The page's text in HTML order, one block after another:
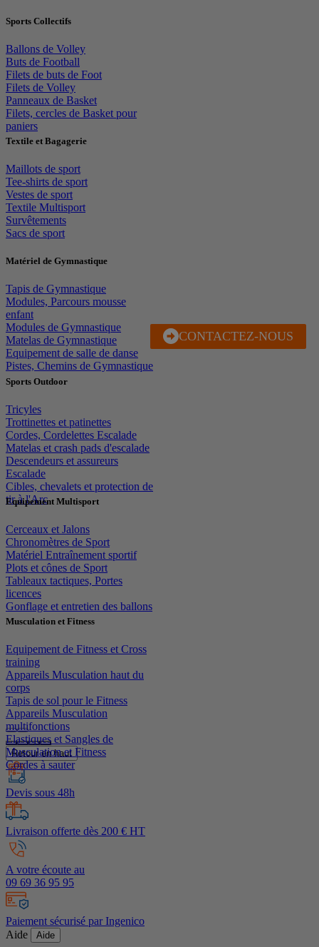
J'EN PROFITE
CONTACTEZ-NOUS
Sports Collectifs
Ballons de Volley
Buts de Football
Filets de buts de Foot
Filets de Volley
Panneaux de Basket
Filets, cercles de Basket pour
paniers
Textile et Bagagerie
Maillots de sport
Tee-shirts de sport
Vestes de sport
Textile Multisport
Survêtements
Sacs de sport
Matériel de Gymnastique
Tapis de Gymnastique
Modules, Parcours mousse
enfant
Modules de Gymnastique
Matelas de Gymnastique
Equipement de salle de danse
Pistes, Chemins de Gymnastique
Sports Outdoor
Tricyles
Trottinettes et patinettes
Cordes, Cordelettes Escalade
Matelas et crash pads d'escalade
Descendeurs et assureurs
Escalade
Cibles, chevalets et protection de
tir à l'Arc
Equipement Multisport
Cerceaux et Jalons
Chronomètres de Sport
Matériel Entraînement sportif
Plots et cônes de Sport
Tableaux tactiques, Portes
licences
Gonflage et entretien des ballons
Musculation et Fitness
Equipement de Fitness et Cross
training
Appareils Musculation haut du
corps
Tapis de sol pour le Fitness
Appareils Musculation
multifonctions
Elastiques et Sangles de
Musculation et Fitness
Cordes à sauter
Retour en haut
Devis sous 48h
Livraison offerte dès 200 € HT
A votre écoute au
09 69 36 95 95
Paiement sécurisé par Ingenico
Aide
Aide